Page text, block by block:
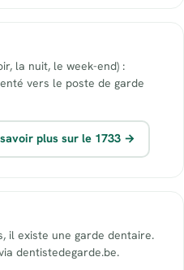
la nuit, le week-end) :
vers le poste de garde
savoir plus sur le 1733 →
il existe une garde dentaire.
dentistedegarde.be.